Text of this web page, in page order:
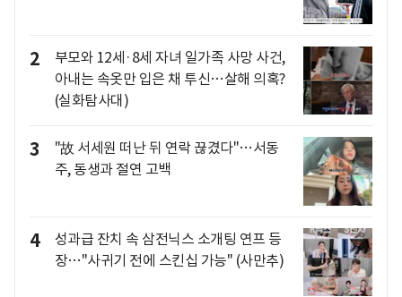
2
부모와 12세·8세 자녀 일가족 사망 사건,
아내는 속옷만 입은 채 투신…살해 의혹?
(실화탐사대)
3
"故 서세원 떠난 뒤 연락 끊겼다"…서동
주, 동생과 절연 고백
4
성과급 잔치 속 삼전닉스 소개팅 연프 등
장…"사귀기 전에 스킨십 가능" (사만추)